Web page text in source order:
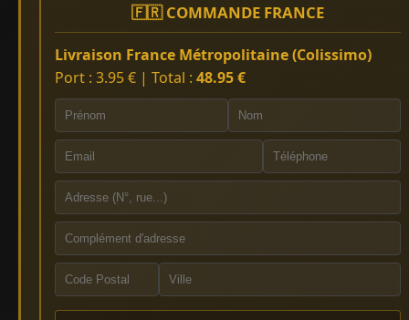
🇫🇷 COMMANDE FRANCE
Livraison France Métropolitaine (Colissimo)
Port : 3.95 € | Total : 48.95 €